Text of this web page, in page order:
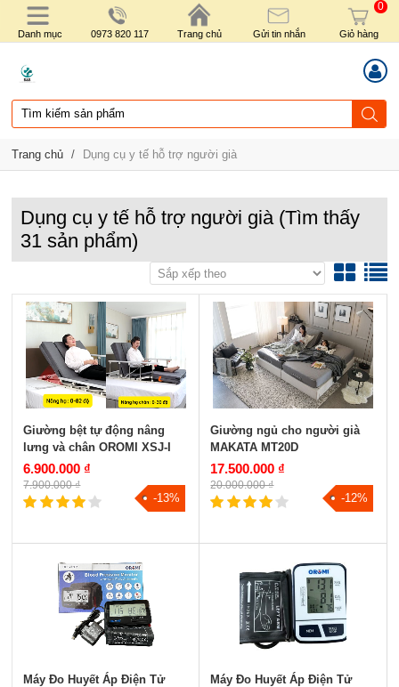
Danh mục 0973 820 117 Trang chủ Gửi tin nhắn
0
Giỏ hàng
Trang chủ / Dụng cụ y tế hỗ trợ người già
Dụng cụ y tế hỗ trợ người già (Tìm thấy
31 sản phẩm)
Giường bệt tự động nâng
lưng và chân OROMI XSJ-I
6.900.000 ₫
7.900.000 ₫
-13%
Giường ngủ cho người già
MAKATA MT20D
17.500.000 ₫
20.000.000 ₫
-12%
Máy Đo Huyết Áp Điện Tử
Máy Đo Huyết Áp Điện Tử